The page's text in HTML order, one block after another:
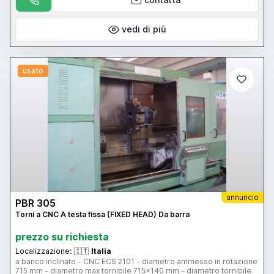
vedi di più
usato
annuncio
PBR 305
Torni a CNC A testa fissa (FIXED HEAD) Da barra
prezzo su richiesta
Localizzazione: 🇮🇹 Italia
a banco inclinato - CNC ECS 2101 - diametro ammesso in rotazione
715 mm - diametro max tornibile 715x140 mm - diametro tornibile